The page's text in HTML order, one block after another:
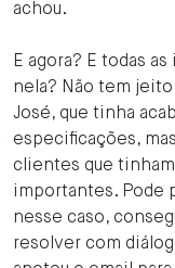
achou.
E agora? E todas
nela? Não tem
José, que tinha
especificações,
clientes que
importantes. Pode
nesse caso,
resolver com